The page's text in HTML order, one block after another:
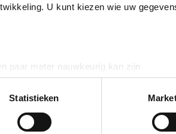
U kunt kiezen wie uw
paar meter nauwkeurig kan zijn
eigenschappen (fingerprinting)
uw voorkeuren in het
detailgedeeltein.
Statistieken
die de
Tot gisteren kon je